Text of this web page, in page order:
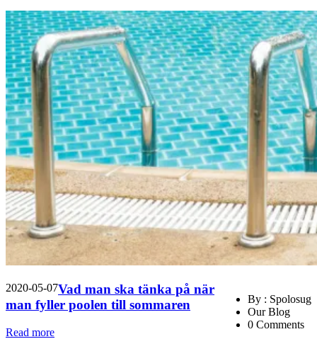
2020-05-07
By : Spolosug
Our Blog
0 Comments
Vad man ska tänka på när
man fyller poolen till sommaren
Read more